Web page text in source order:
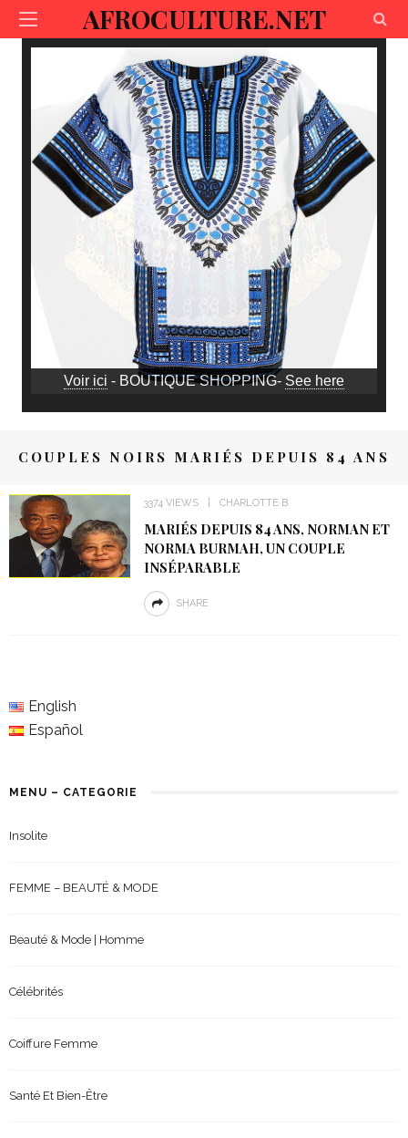
AFROCULTURE.NET
Voir ici - BOUTIQUE SHOPPING- See here
COUPLES NOIRS MARIÉS DEPUIS 84 ANS
3374 VIEWS CHARLOTTE B
MARIÉS DEPUIS 84 ANS, NORMAN ET
NORMA BURMAH, UN COUPLE
INSÉPARABLE
SHARE
English
Español
MENU – CATEGORIE
Insolite
FEMME – BEAUTÉ & MODE
Beauté & Mode | Homme
Célébrités
Coiffure Femme
Santé Et Bien-Être